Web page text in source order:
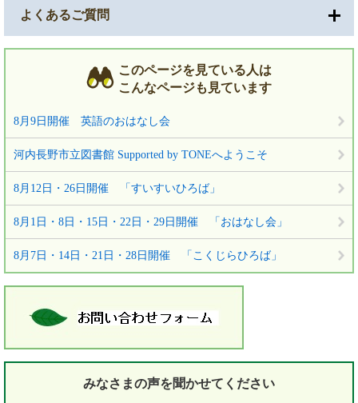
よくあるご質問
このページを見ている人は
こんなページも見ています
8月9日開催 英語のおはなし会
河内長野市立図書館 Supported by TONEへようこそ
8月12日・26日開催 「すいすいひろば」
8月1日・8日・15日・22日・29日開催 「おはなし会」
8月7日・14日・21日・28日開催 「こくじらひろば」
みなさまの声を聞かせてください